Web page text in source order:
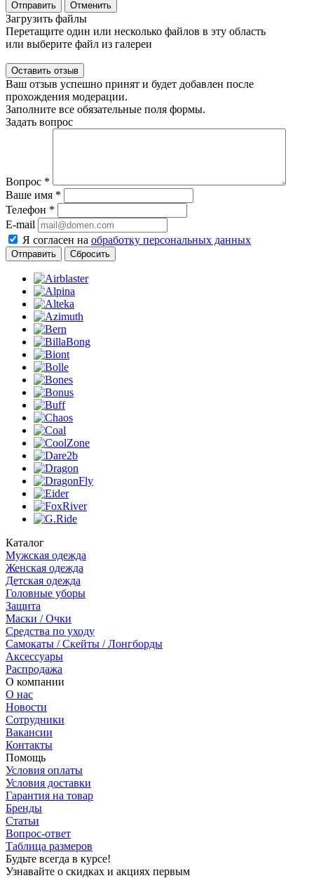
Отправить Отменить
Загрузить файлы
Перетащите один или несколько файлов в эту область
или выберите файл из галереи
Ваш отзыв успешно принят и будет добавлен после
прохождения модерации.
Заполните все обязательные поля формы.
Задать вопрос
Вопрос *
Ваше имя *
Телефон *
E-mail
Я согласен на обработку персональных данных
Сбросить
Каталог
Мужская одежда
Женская одежда
Детская одежда
Головные уборы
Защита
Маски / Очки
Средства по уходу
Самокаты / Скейты / Лонгборды
Аксессуары
Распродажа
О компании
О нас
Новости
Сотрудники
Вакансии
Контакты
Помощь
Условия оплаты
Условия доставки
Гарантия на товар
Бренды
Статьи
Вопрос-ответ
Таблица размеров
Будьте всегда в курсе!
Узнавайте о скидках и акциях первым